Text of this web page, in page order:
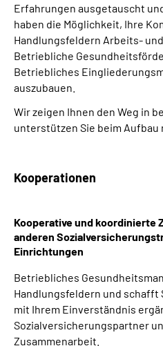
Erfahrungen ausgetauscht
haben die Möglichkeit, Ihre
Handlungsfeldern Arbeits-
Betriebliche
Betriebliches
auszubauen.
Wir zeigen Ihnen den Weg in
unterstützen Sie beim Aufbau
Kooperationen
Kooperative und koordinierte
anderen
Einrichtungen
Betriebliches
Handlungsfeldern und schafft
mit Ihrem Einverständnis
Sozialversicherungspartner
Zusammenarbeit.